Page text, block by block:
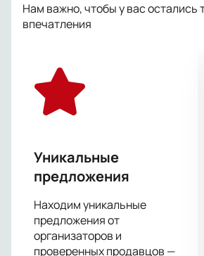
Нам важно, чтобы у вас остались
впечатления
Уникальные
предложения
Находим уникальные
предложения от
организаторов и
проверенных продавцов —